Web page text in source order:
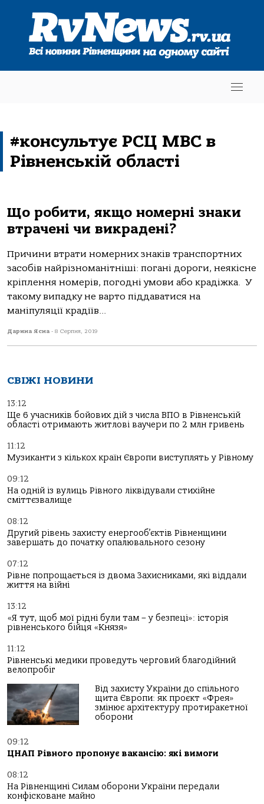
#консультує РСЦ МВС в
Рівненській області
Що робити, якщо номерні знаки
втрачені чи викрадені?
Причини втрати номерних знаків транспортних
засобів найрізноманітніші: погані дороги, неякісне
кріплення номерів, погодні умови або крадіжка. У
такому випадку не варто піддаватися на
маніпуляції крадіїв...
Дарина Ясна - 8 Серпня, 2019
СВІЖІ НОВИНИ
13:12
Ще 6 учасників бойових дій з числа ВПО в Рівненській
області отримають житлові ваучери по 2 млн гривень
11:12
Музиканти з кількох країн Європи виступлять у Рівному
09:12
На одній із вулиць Рівного ліквідували стихійне
сміттєзвалище
08:12
Другий рівень захисту енергооб’єктів Рівненщини
завершать до початку опалювального сезону
07:12
Рівне попрощається із двома Захисниками, які віддали
життя на війні
13:12
«Я тут, щоб мої рідні були там – у безпеці»: історія
рівненського бійця «Князя»
11:12
Рівненські медики проведуть черговий благодійний
велопробіг
Від захисту України до спільного
щита Європи: як проєкт «Фрея»
змінює архітектуру протиракетної
оборони
09:12
ЦНАП Рівного пропонує вакансію: які вимоги
08:12
На Рівненщині Силам оборони України передали
конфісковане майно